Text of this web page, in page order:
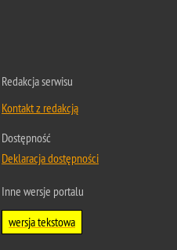
Redakcja serwisu
Kontakt z redakcją
Dostępność
Deklaracja dostępności
Inne wersje portalu
wersja tekstowa